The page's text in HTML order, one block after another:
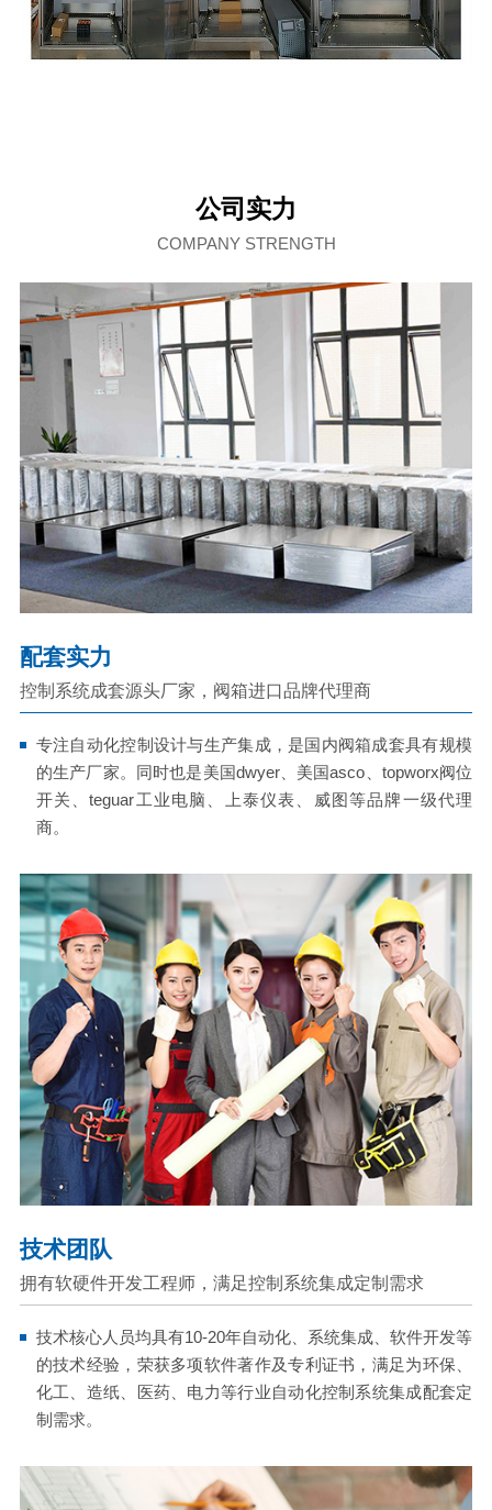
公司实力
COMPANY STRENGTH
配套实力
控制系统成套源头厂家，阀箱进口品牌代理商
专注自动化控制设计与生产集成，是国内阀箱成套具有规模
的生产厂家。同时也是美国dwyer、美国asco、topworx阀位
开关、teguar工业电脑、上泰仪表、威图等品牌一级代理
商。
技术团队
拥有软硬件开发工程师，满足控制系统集成定制需求
技术核心人员均具有10-20年自动化、系统集成、软件开发等
的技术经验，荣获多项软件著作及专利证书，满足为环保、
化工、造纸、医药、电力等行业自动化控制系统集成配套定
制需求。